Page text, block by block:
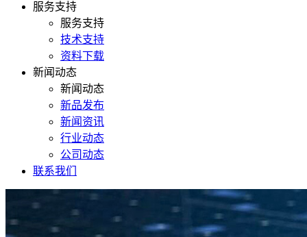
服务支持
服务支持
技术支持
资料下载
新闻动态
新闻动态
新品发布
新闻资讯
行业动态
公司动态
联系我们